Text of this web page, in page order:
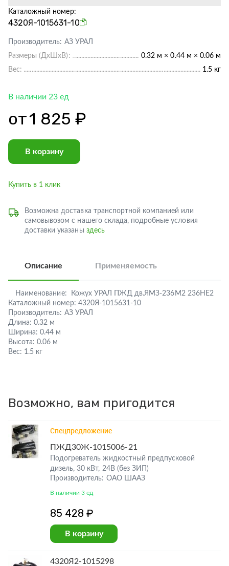
Каталожный номер:
4320Я-1015631-10
Производитель: АЗ УРАЛ
Размеры (ДхШхВ):
0.32 м × 0.44 м × 0.06 м
Вес:
1.5 кг
В наличии 23 ед
от1 825 ₽
В корзину
Купить в 1 клик
Возможна доставка транспортной компанией или
самовывозом с нашего склада, подробные условия
доставки указаны здесь
Описание Применяемость
Наименование:
Кожух УРАЛ ПЖД дв.ЯМЗ-236М2 236НЕ2
Каталожный номер: 4320Я-1015631-10
Производитель: АЗ УРАЛ
Длина: 0.32 м
Ширина: 0.44 м
Высота: 0.06 м
Вес: 1.5 кг
Возможно, вам пригодится
Спецпредложение
ПЖД30Ж-1015006-21
Подогреватель жидкостный предпусковой
дизель, 30 кВт, 24В (без ЗИП)
Производитель: ОАО ШААЗ
В наличии 3 ед
85 428 ₽
В корзину
4320Я2-1015298